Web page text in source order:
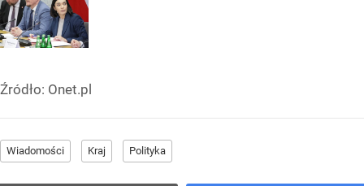
Źródło: Onet.pl
Wiadomości Kraj Polityka